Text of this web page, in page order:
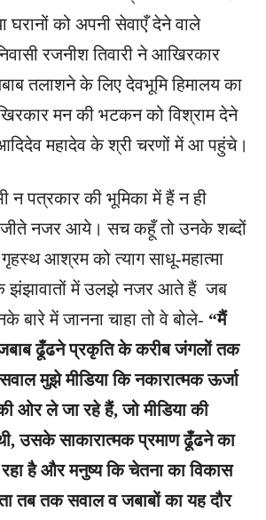
घरानों को अपनी सेवाएँ देने वाले
रजनीश तिवारी ने आखिरकार
तलाशने के लिए देवभूमि हिमालय का
मन की भटकन को विश्राम देने
महादेव के श्री चरणों में आ पहुंचे।
न पत्रकार की भूमिका में हैं न ही
जीते नजर आये। सच कहूँ तो उनके शब्दों
आश्रम को त्याग साधू-महात्मा
झंझावातों में उलझे नजर आते हैं जब
बारे में जानना चाहा तो वे बोले- “मैं
जबाब ढूँढने प्रकृति के करीब जंगलों तक
मुझे मीडिया कि नकारात्मक ऊर्जा
ओर ले जा रहे हैं, जो मीडिया की
उसके साकारात्मक प्रमाण ढूँढने का
है और मनुष्य कि चेतना का विकास
तब तक सवाल व जबाबों का यह दौर